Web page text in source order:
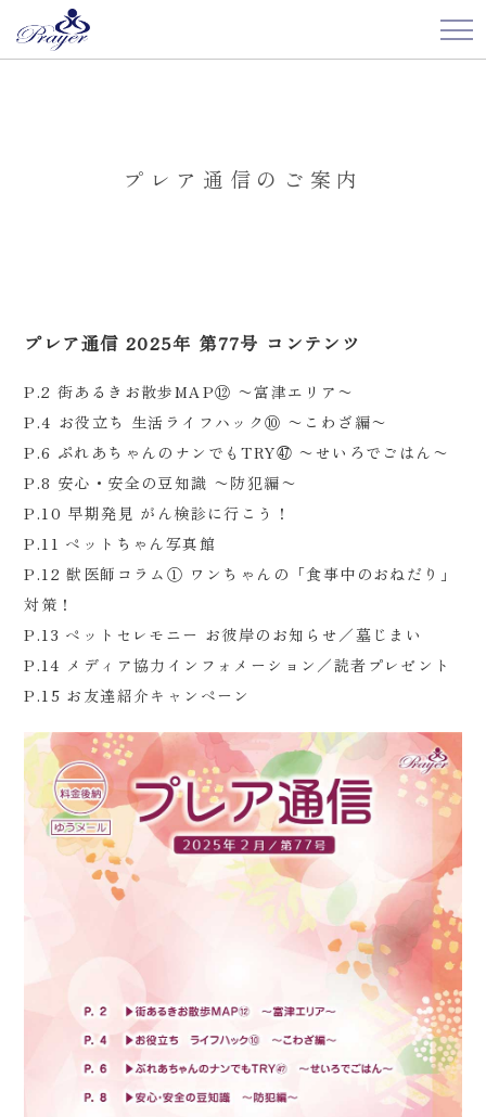
プレア通信のご案内
プレア通信 2025年 第77号 コンテンツ
P.2 街あるきお散歩MAP⑫ 〜富津エリア〜
P.4 お役立ち 生活ライフハック⑩ 〜こわざ編〜
P.6 ぷれあちゃんのナンでもTRY㊼ 〜せいろでごはん〜
P.8 安心・安全の豆知識 〜防犯編〜
P.10 早期発見 がん検診に行こう！
P.11 ペットちゃん写真館
P.12 獣医師コラム① ワンちゃんの「食事中のおねだり」
対策！
P.13 ペットセレモニー お彼岸のお知らせ／墓じまい
P.14 メディア協力インフォメーション／読者プレゼント
P.15 お友達紹介キャンペーン